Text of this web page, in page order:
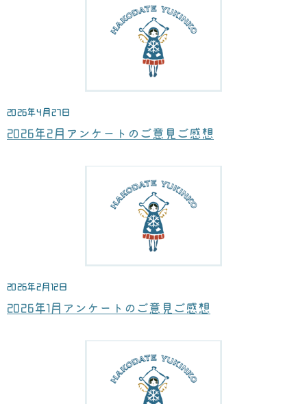
2026年4月27日
2026年2月アンケートのご意見ご感想
2026年2月12日
2026年1月アンケートのご意見ご感想